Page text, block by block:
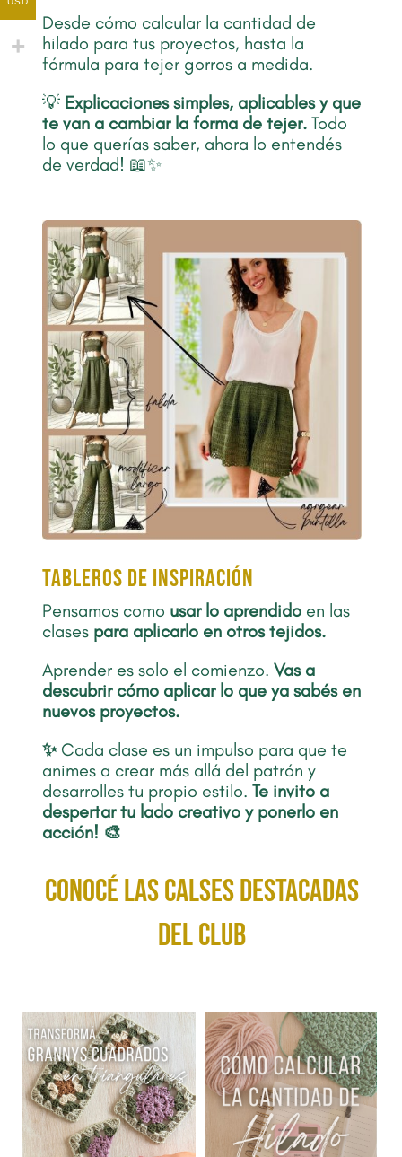
Desde cómo calcular la cantidad de
hilado para tus proyectos, hasta la
fórmula para tejer gorros a medida.
💡 Explicaciones simples, aplicables y que
te van a cambiar la forma de tejer.Todo
lo que querías saber, ahora lo entendés
de verdad! 📖✨
TABLEROS DE INSPIRACIÓN
Pensamos como usar lo aprendido en las
clases para aplicarlo en otros tejidos.
Aprender es solo el comienzo. Vas a
descubrir cómo aplicar lo que ya sabés en
nuevos proyectos.
✨Cada clase es un impulso para que te
animes a crear más allá del patrón y
desarrolles tu propio estilo. Te invito a
despertar tu lado creativo y ponerlo en
acción! 🎨
conocé las calses destacadas
del club